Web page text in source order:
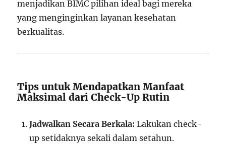
menjadikan BIMC pilihan ideal bagi mereka
yang menginginkan layanan kesehatan
berkualitas.
Tips untuk Mendapatkan Manfaat
Maksimal dari Check-Up Rutin
Jadwalkan Secara Berkala: Lakukan check-
up setidaknya sekali dalam setahun.